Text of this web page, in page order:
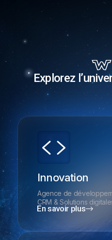
Explorez
Innovation
Agence de
CRM & Solutions
En savoir plus